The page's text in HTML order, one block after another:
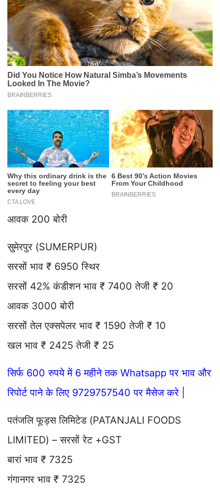
आवक 200 बोरी
सुमेरपुर (SUMERPUR)
सरसों भाव ₹ 6950 स्थिर
सरसों 42% कंडीशन भाव ₹ 7400 तेजी ₹ 20
आवक 3000 बोरी
सरसों तेल एक्सपेलर भाव ₹ 1590 तेजी ₹ 10
खल भाव ₹ 2425 तेजी ₹ 25
सिर्फ 600 रुपये में 6 महीने तक Whatsapp पर भाव और
रिपोर्ट पाने के लिए 9729757540 पर मैसेज करे |
पतंजलि फूड्स लिमिटेड (PATANJALI FOODS
LIMITED) – सरसों रेट +GST
बारां भाव ₹ 7325
गंगानगर भाव ₹ 7325